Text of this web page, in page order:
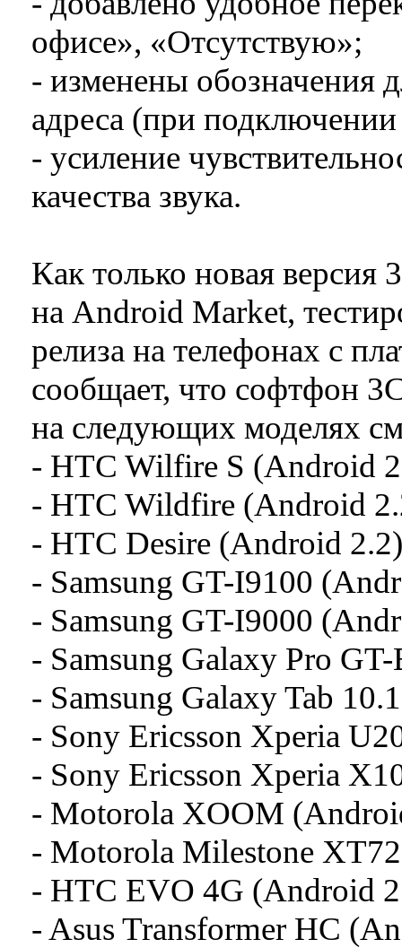
офисе», «Отсутствую»;
- изменены обозначения
адреса (при
- усиление
качества звука.
Как только новая версия
на Android Market,
релиза на телефонах с
сообщает, что софтфон
на следующих моделях
- HTC Wilfire S (Android
- HTC Wildfire (Android
- HTC Desire (Android
- Samsung GT-I9100
- Samsung GT-I9000
- Samsung Galaxy Pro
- Samsung Galaxy Tab
- Sony Ericsson Xperia
- Sony Ericsson Xperia
- Motorola XOOM
- Motorola Milestone
- HTC EVO 4G (Android
- Asus Transformer HC